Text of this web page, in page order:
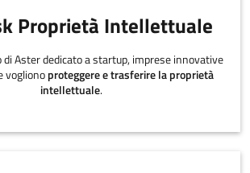
Proprietà Intellettuale
di Aster dedicato a startup, imprese innovative
voglionoproteggere e trasferire la proprietà
intellettuale.